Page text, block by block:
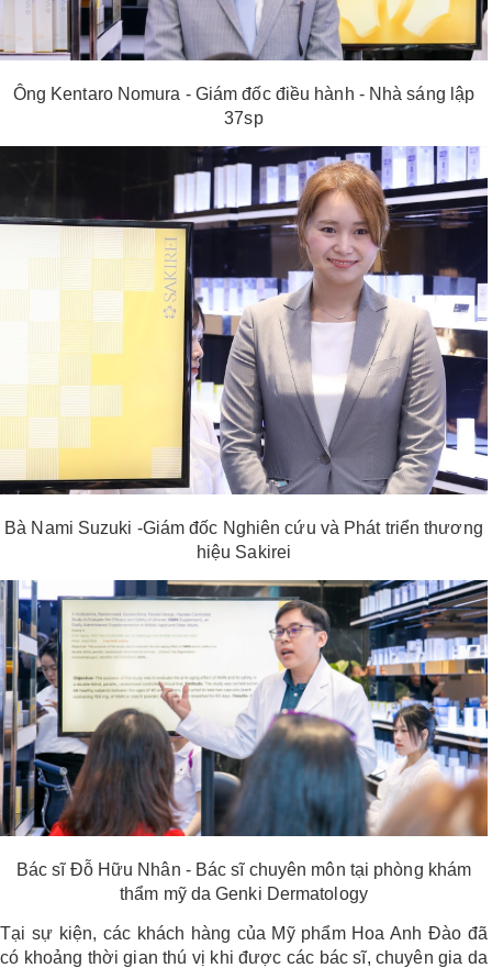
Ông Kentaro Nomura - Giám đốc điều hành - Nhà sáng lập
37sp
Bà Nami Suzuki -Giám đốc Nghiên cứu và Phát triển thương
hiệu Sakirei
Bác sĩ Đỗ Hữu Nhân - Bác sĩ chuyên môn tại phòng khám
thẩm mỹ da Genki Dermatology
Tại sự kiện, các khách hàng của Mỹ phẩm Hoa Anh Đào đã
có khoảng thời gian thú vị khi được các bác sĩ, chuyên gia da